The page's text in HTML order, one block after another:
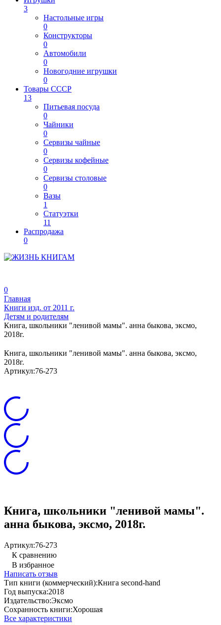
3
Настольные игры
0
Конструкторы
0
Автомобили
0
Новогодние игрушки
0
Товары СССР
13
Питьевая посуда
0
Чайники
0
Сервизы чайные
0
Сервизы кофейные
0
Сервизы столовые
0
Вазы
1
Статуэтки
11
Распродажа
0
0
Главная
Книги изд. от 2011 г.
Детям и родителям
Книга, школьники "ленивой мамы". анна быкова, эксмо,
2018г.
Книга, школьники "ленивой мамы". анна быкова, эксмо,
2018г.
Артикул:76-273
Книга, школьники "ленивой мамы".
анна быкова, эксмо, 2018г.
Артикул:76-273
К сравнению
В избранное
Написать отзыв
Тип книги (коммерческий):Книга second-hand
Год выпуска:2018
Издательство:Эксмо
Сохранность книги:Хорошая
Все характеристики